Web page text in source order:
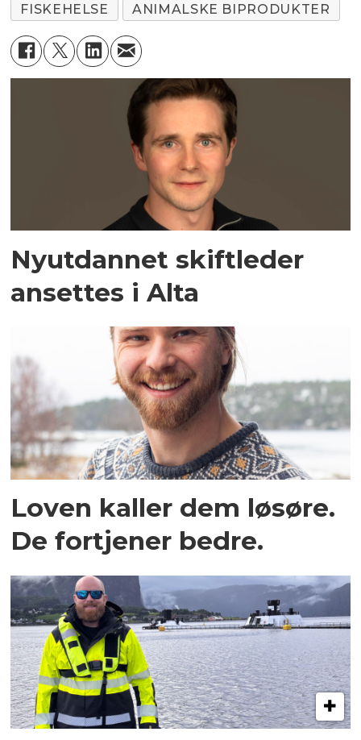
FISKEHELSE
ANIMALSKE BIPRODUKTER
Nyutdannet skiftleder
ansettes i Alta
Loven kaller dem løsøre.
De fortjener bedre.